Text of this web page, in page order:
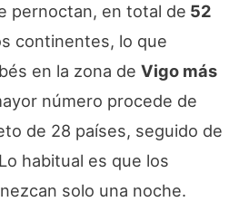
pernoctan, en total de 52
continentes, lo que
en la zona de Vigo más
número procede de
de 28 países, seguido de
habitual es que los
solo una noche.